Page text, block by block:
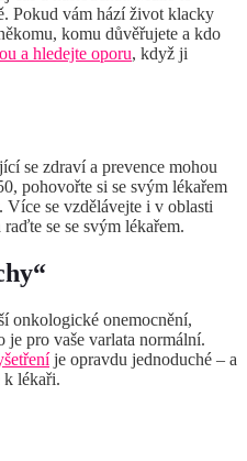
Pokud vám hází život klacky
komu důvěřujete a kdo
a hledejte oporu, když ji
se zdraví a prevence mohou
pohovořte si se svým lékařem
. Více se vzdělávejte i v oblasti
se se svým lékařem.
onkologické onemocnění,
pro vaše varlata normální.
je opravdu jednoduché – a
k lékaři.